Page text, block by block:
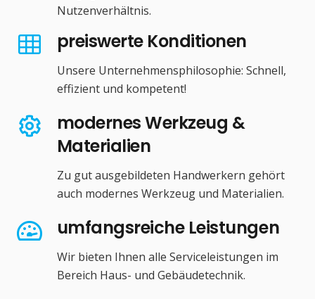
Nutzenverhältnis.
preiswerte Konditionen
Unsere Unternehmensphilosophie: Schnell,
effizient und kompetent!
modernes Werkzeug &
Materialien
Zu gut ausgebildeten Handwerkern gehört
auch modernes Werkzeug und Materialien.
umfangsreiche Leistungen
Wir bieten Ihnen alle Serviceleistungen im
Bereich Haus- und Gebäudetechnik.